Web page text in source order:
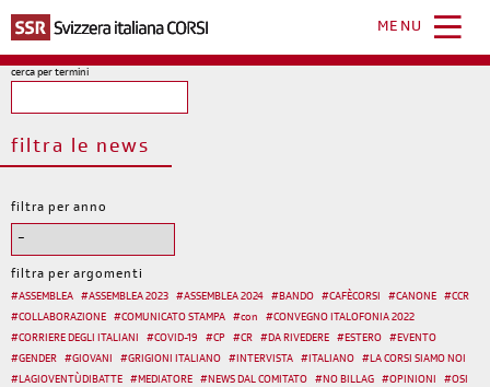
contenuto
principale
MENU
cerca per termini
filtra le news
filtra per anno
filtra per argomenti
#ASSEMBLEA #ASSEMBLEA 2023 #ASSEMBLEA 2024 #BANDO #CAFÈCORSI #CANONE #CCR
#COLLABORAZIONE #COMUNICATO STAMPA #con #CONVEGNO ITALOFONIA 2022
#CORRIERE DEGLI ITALIANI #COVID-19 #CP #CR #DA RIVEDERE #ESTERO #EVENTO
#GENDER #GIOVANI #GRIGIONI ITALIANO #INTERVISTA #ITALIANO #LA CORSI SIAMO NOI
#LAGIOVENTÙDIBATTE #MEDIATORE #NEWS DAL COMITATO #NO BILLAG #OPINIONI #OSI